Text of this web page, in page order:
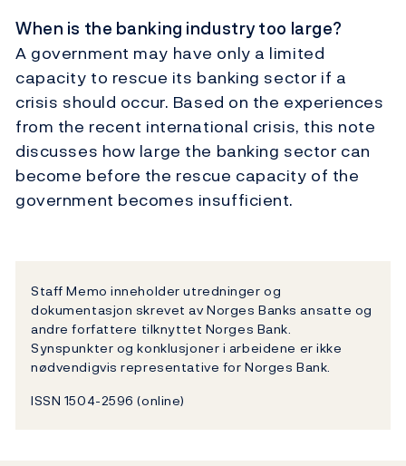
When is the banking industry too large?
A government may have only a limited
capacity to rescue its banking sector if a
crisis should occur. Based on the experiences
from the recent international crisis, this note
discusses how large the banking sector can
become before the rescue capacity of the
government becomes insufficient.
Staff Memo inneholder utredninger og
dokumentasjon skrevet av Norges Banks ansatte og
andre forfattere tilknyttet Norges Bank.
Synspunkter og konklusjoner i arbeidene er ikke
nødvendigvis representative for Norges Bank.
ISSN 1504-2596 (online)